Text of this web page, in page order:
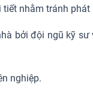
nhằm tránh
bởi đội ngũ kỹ
nghiệp.